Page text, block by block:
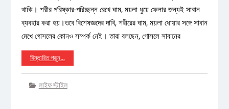
থাকি। শরীর পরিষ্কার-পরিচ্ছন্ন রেখে ঘাম, ময়লা ধুয়ে ফেলার জন্যই সাবান
ব্যবহার করা হয়।তবে বিশেষজ্ঞদের দাবি, শরীরের ঘাম, ময়লা ধোয়ার সঙ্গে সাবান
মেখে গোসলের কোনও সম্পর্ক নেই। তারা বলছেন, গোসলে সাবানের
বিস্তারিত পড়ুন…
লাইফ স্টাইল